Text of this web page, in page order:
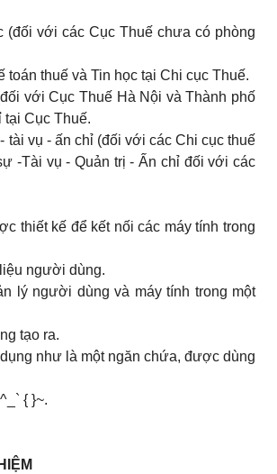
(đối với các Cục Thuế chưa có phòng
thuế và Tin học tại Chi cục Thuế.
với Cục Thuế Hà Nội và Thành phố
tại Cục Thuế.
vụ - ấn chỉ (đối với các Chi cục thuế
-Tài vụ - Quản trị - Ấn chỉ đối với các
thiết kế để kết nối các máy tính trong
người dùng.
lý người dùng và máy tính trong một
tạo ra.
như là một ngăn chứa, được dùng
{ }~.